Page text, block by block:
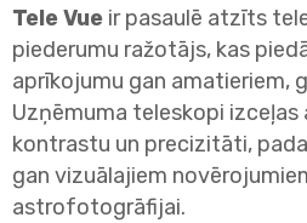
Tele Vue ir pasaulē atzīts
piederumu ražotājs, kas
aprīkojumu gan amatieriem,
Uzņēmuma teleskopi
kontrastu un precizitāti,
gan vizuālajiem
astrofotogrāfijai.